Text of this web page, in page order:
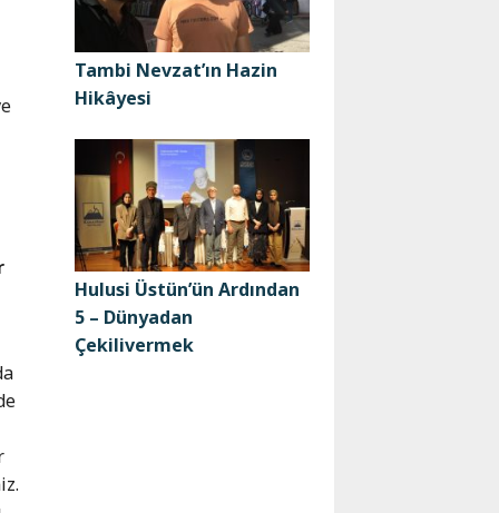
Tambi Nevzat’ın Hazin
Hikâyesi
Hulusi Üstün’ün Ardından
5 – Dünyadan
Çekilivermek